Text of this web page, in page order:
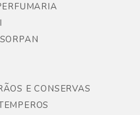
E CONSERVAS